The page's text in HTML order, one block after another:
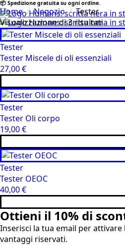
📦 Spedizione gratuita su ogni ordine.
Home Negozio
Tester
Visualizzazione di 3 risultati
Tester
Tester Miscele di oli essenziali
27,00€
Tester
Tester Oli corpo
19,00€
Tester
Tester OEOC
40,00€
Ottieni il 10% di
Inserisci la tua email per attivare
vantaggi riservati.